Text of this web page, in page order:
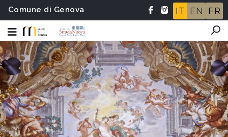
Comune di Genova IT EN FR